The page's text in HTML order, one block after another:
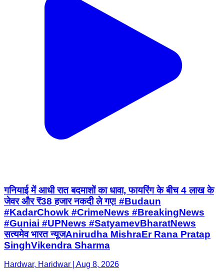
गनियाई में आधी रात बदमाशों का धावा, फायरिंग के बीच 4 लाख के
जेवर और ₹38 हजार नकदी ले गए! #Budaun
#KadarChowk #CrimeNews #BreakingNews
#Guniai #UPNews #SatyamevBharatNews
सत्यमेव भारत न्यूजAnirudha MishraEr Rana Pratap
SinghVikendra Sharma
Hardwar, Haridwar | Aug 8, 2026